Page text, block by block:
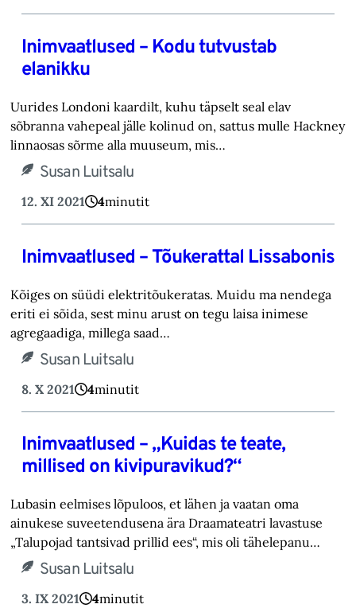
Inimvaatlused – Kodu tutvustab
elanikku
Uurides Londoni kaardilt, kuhu täpselt seal elav
sõbranna vahepeal jälle kolinud on, sattus mulle Hackney
linnaosas sõrme alla muuseum, mis…
Susan Luitsalu
12. XI 2021 4minutit
Inimvaatlused – Tõukerattal Lissabonis
Kõiges on süüdi elektritõukeratas. Muidu ma nendega
eriti ei sõida, sest minu arust on tegu laisa inimese
agregaadiga, millega saad…
Susan Luitsalu
8. X 2021 4minutit
Inimvaatlused – „Kuidas te teate,
millised on kivipuravikud?“
Lubasin eelmises lõpuloos, et lähen ja vaatan oma
ainukese suveetendusena ära Draamateatri lavastuse
„Talupojad tantsivad prillid ees“, mis oli tähelepanu…
Susan Luitsalu
3. IX 2021 4minutit